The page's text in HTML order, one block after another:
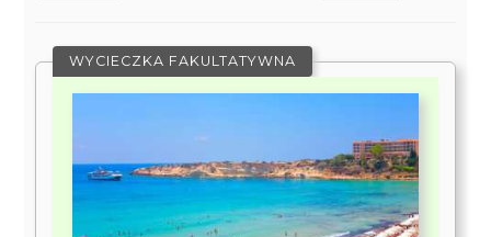
WYCIECZKA FAKULTATYWNA